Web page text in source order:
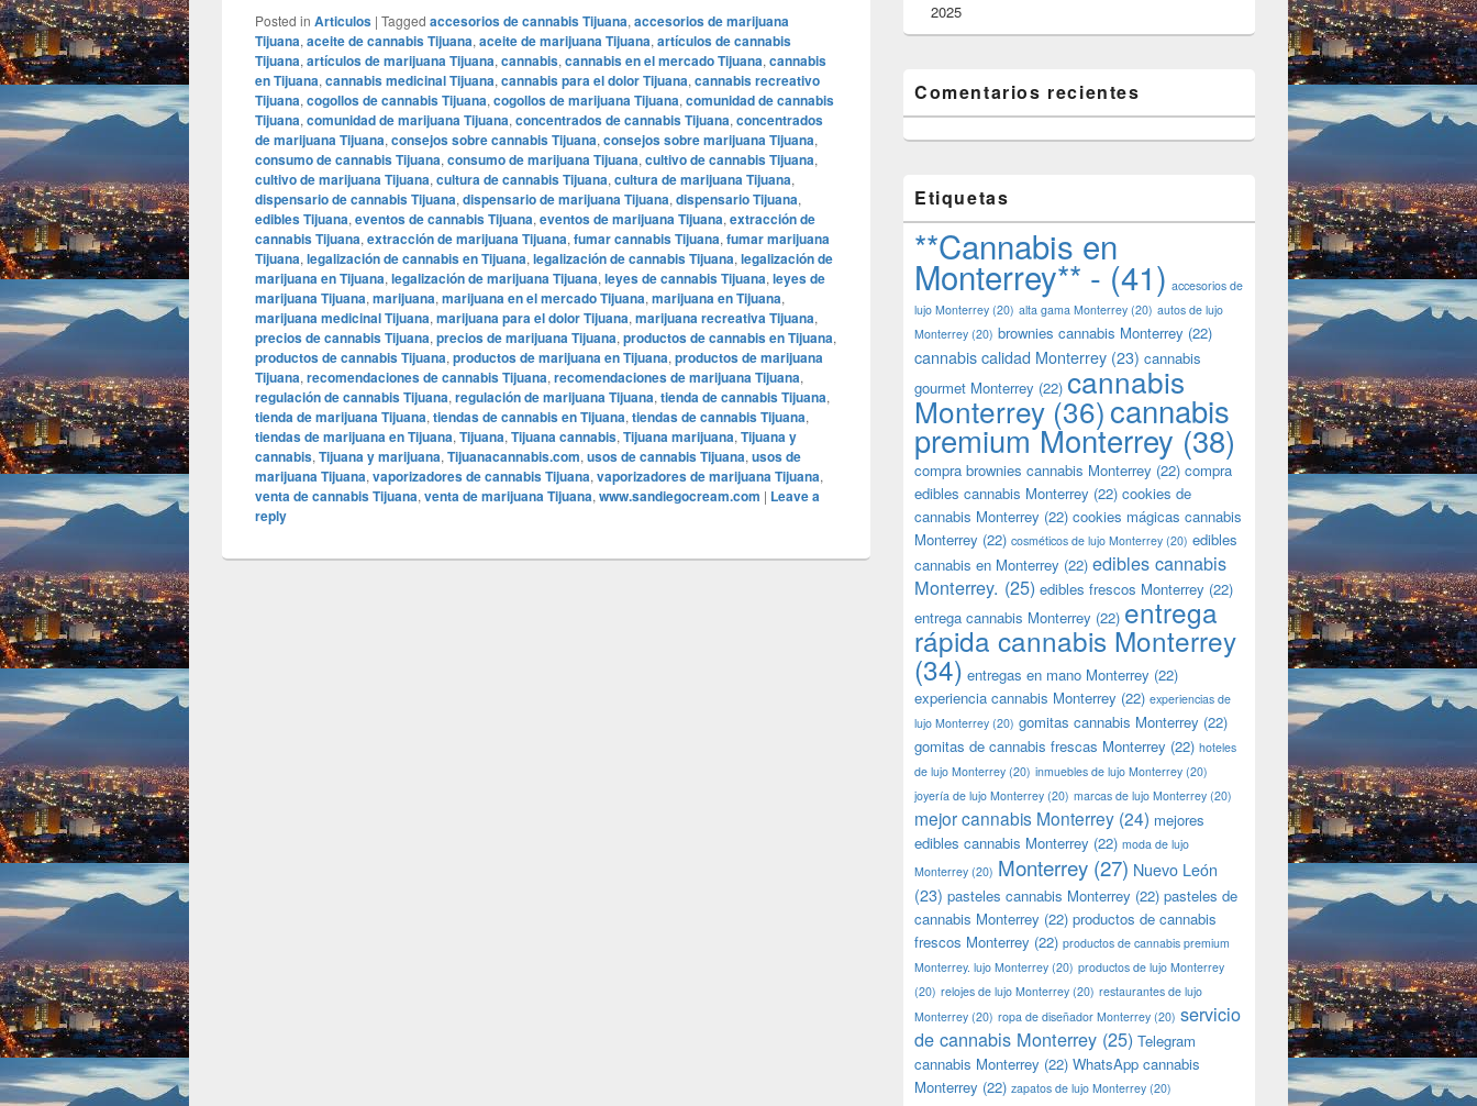
Posted in Articulos | Tagged accesorios de cannabis Tijuana, accesorios de marijuana
Tijuana, aceite de cannabis Tijuana, aceite de marijuana Tijuana, artículos de cannabis
Tijuana, artículos de marijuana Tijuana, cannabis, cannabis en el mercado Tijuana, cannabis
en Tijuana, cannabis medicinal Tijuana, cannabis para el dolor Tijuana, cannabis recreativo
Tijuana, cogollos de cannabis Tijuana, cogollos de marijuana Tijuana, comunidad de cannabis
Tijuana, comunidad de marijuana Tijuana, concentrados de cannabis Tijuana, concentrados
de marijuana Tijuana, consejos sobre cannabis Tijuana, consejos sobre marijuana Tijuana,
consumo de cannabis Tijuana, consumo de marijuana Tijuana, cultivo de cannabis Tijuana,
cultivo de marijuana Tijuana, cultura de cannabis Tijuana, cultura de marijuana Tijuana,
dispensario de cannabis Tijuana, dispensario de marijuana Tijuana, dispensario Tijuana,
edibles Tijuana, eventos de cannabis Tijuana, eventos de marijuana Tijuana, extracción de
cannabis Tijuana, extracción de marijuana Tijuana, fumar cannabis Tijuana, fumar marijuana
Tijuana, legalización de cannabis en Tijuana, legalización de cannabis Tijuana, legalización de
marijuana en Tijuana, legalización de marijuana Tijuana, leyes de cannabis Tijuana, leyes de
marijuana Tijuana, marijuana, marijuana en el mercado Tijuana, marijuana en Tijuana,
marijuana medicinal Tijuana, marijuana para el dolor Tijuana, marijuana recreativa Tijuana,
precios de cannabis Tijuana, precios de marijuana Tijuana, productos de cannabis en Tijuana,
productos de cannabis Tijuana, productos de marijuana en Tijuana, productos de marijuana
Tijuana, recomendaciones de cannabis Tijuana, recomendaciones de marijuana Tijuana,
regulación de cannabis Tijuana, regulación de marijuana Tijuana, tienda de cannabis Tijuana,
tienda de marijuana Tijuana, tiendas de cannabis en Tijuana, tiendas de cannabis Tijuana,
tiendas de marijuana en Tijuana, Tijuana, Tijuana cannabis, Tijuana marijuana, Tijuana y
cannabis, Tijuana y marijuana, Tijuanacannabis.com, usos de cannabis Tijuana, usos de
marijuana Tijuana, vaporizadores de cannabis Tijuana, vaporizadores de marijuana Tijuana,
venta de cannabis Tijuana, venta de marijuana Tijuana, www.sandiegocream.com | Leave a
reply
2025
Comentarios recientes
Etiquetas
**Cannabis en
Monterrey** - (41) accesorios de
lujo Monterrey (20) alta gama Monterrey (20) autos de lujo
Monterrey (20) brownies cannabis Monterrey (22)
cannabis calidad Monterrey (23) cannabis
gourmet Monterrey (22) cannabis
Monterrey (36)cannabis
premium Monterrey (38)
compra brownies cannabis Monterrey (22) compra
edibles cannabis Monterrey (22) cookies de
cannabis Monterrey (22) cookies mágicas cannabis
Monterrey (22) cosméticos de lujo Monterrey (20) edibles
cannabis en Monterrey (22) edibles cannabis
Monterrey. (25) edibles frescos Monterrey (22)
entrega cannabis Monterrey (22) entrega
rápida cannabis Monterrey
(34) entregas en mano Monterrey (22)
experiencia cannabis Monterrey (22) experiencias de
lujo Monterrey (20) gomitas cannabis Monterrey (22)
gomitas de cannabis frescas Monterrey (22) hoteles
de lujo Monterrey (20) inmuebles de lujo Monterrey (20)
joyería de lujo Monterrey (20) marcas de lujo Monterrey (20)
mejor cannabis Monterrey (24) mejores
edibles cannabis Monterrey (22) moda de lujo
Monterrey (20) Monterrey (27) Nuevo León
(23) pasteles cannabis Monterrey (22) pasteles de
cannabis Monterrey (22) productos de cannabis
frescos Monterrey (22) productos de cannabis premium
Monterrey. lujo Monterrey (20) productos de lujo Monterrey
(20) relojes de lujo Monterrey (20) restaurantes de lujo
Monterrey (20) ropa de diseñador Monterrey (20) servicio
de cannabis Monterrey (25) Telegram
cannabis Monterrey (22) WhatsApp cannabis
Monterrey (22) zapatos de lujo Monterrey (20)